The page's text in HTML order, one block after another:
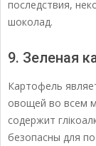
последствия,
шоколад.
9. Зеленая
Картофель
овощей во всем
содержит
безопасны для